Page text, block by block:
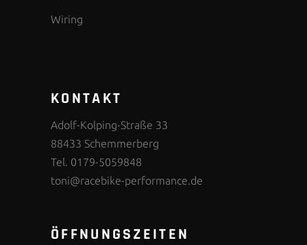
Wiring
KONTAKT
Adolf-Kolping-Straße 33
88433 Schemmerberg
Tel. 0179-5059848
toni@racebike-performance.de
ÖFFNUNGSZEITEN